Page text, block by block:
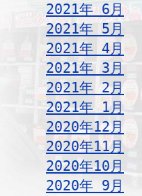
2021年 6月
2021年 5月
2021年 4月
2021年 3月
2021年 2月
2021年 1月
2020年12月
2020年11月
2020年10月
2020年 9月